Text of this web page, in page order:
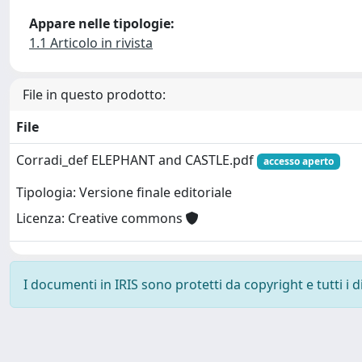
Appare nelle tipologie:
1.1 Articolo in rivista
File in questo prodotto:
File
Corradi_def ELEPHANT and CASTLE.pdf
accesso aperto
Tipologia: Versione finale editoriale
Licenza: Creative commons
I documenti in IRIS sono protetti da copyright e tutti i